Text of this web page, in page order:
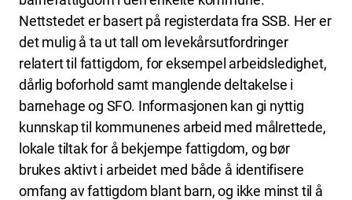
Nettstedet er basert på registerdata fra SSB. Her er
det mulig å ta ut tall om levekårsutfordringer
relatert til fattigdom, for eksempel arbeidsledighet,
dårlig boforhold samt manglende deltakelse i
barnehage og SFO. Informasjonen kan gi nyttig
kunnskap til kommunenes arbeid med målrettede,
lokale tiltak for å bekjempe fattigdom, og bør
brukes aktivt i arbeidet med både å identifisere
omfang av fattigdom blant barn, og ikke minst til å